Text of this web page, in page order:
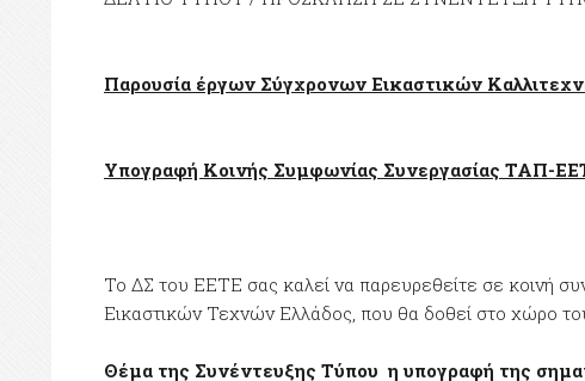
Παρουσία έργων Σύγχρονων Εικαστικών
Υπογραφή Κοινής Συμφωνίας Συνεργασίας ΤΑΠ-
Το ΔΣ του ΕΕΤΕ σας καλεί να παρευρεθείτε σε κοινή
Εικαστικών Τεχνών Ελλάδος, που θα δοθεί στο χώρο
Θέμα της Συνέντευξης Τύπου η υπογραφή της